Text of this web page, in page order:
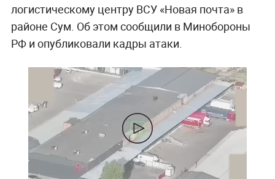
логистическому центру ВСУ «Новая почта» в
районе Сум. Об этом сообщили в Минобороны
РФ и опубликовали кадры атаки.